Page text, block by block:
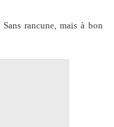
Sans rancune, mais à bon